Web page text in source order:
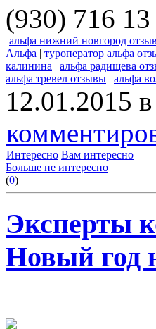
(930) 716 13
альфа нижний новгород
Альфа | туроператор альфа
калинина | альфа радищева
альфа тревел отзывы | альфа
12.01.2015
Интересно Вам интересно
Больше не интересно
(0)
Эксперты
Новый год